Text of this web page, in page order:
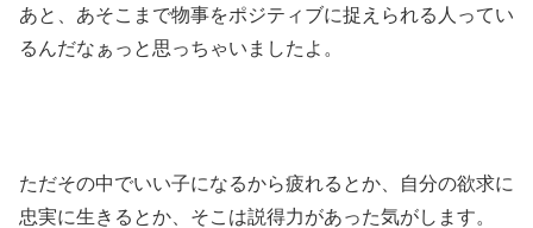
あと、あそこまで物事をポジティブに捉えられる人ってい
るんだなぁっと思っちゃいましたよ。
ただその中でいい子になるから疲れるとか、自分の欲求に
忠実に生きるとか、そこは説得力があった気がします。